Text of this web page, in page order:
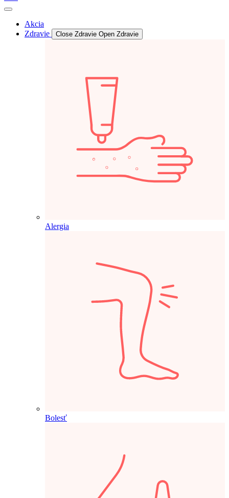
Akcia
Zdravie
Close Zdravie Open Zdravie
Alergia
Bolesť